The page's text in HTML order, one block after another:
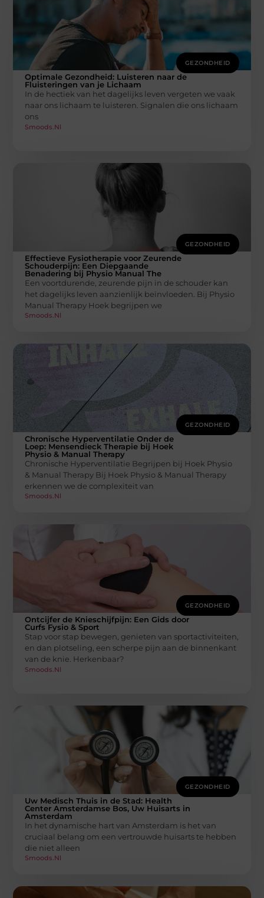
GEZONDHEID
Optimale Gezondheid: Luisteren naar de
Fluisteringen van je Lichaam
In de hectiek van het dagelijks leven vergeten we vaak
naar ons lichaam te luisteren. Signalen die ons lichaam
ons
Smoods.nl
GEZONDHEID
Effectieve Fysiotherapie voor Zeurende
Schouderpijn: Een Diepgaande
Benadering bij Physio Manual The
Een voortdurende, zeurende pijn in de schouder kan
het dagelijks leven aanzienlijk beïnvloeden. Bij Physio
Manual Therapy Hoek begrijpen we
Smoods.nl
GEZONDHEID
Chronische Hyperventilatie Onder de
Loep: Mensendieck Therapie bij Hoek
Physio & Manual Therapy
Chronische Hyperventilatie Begrijpen bij Hoek Physio
& Manual Therapy Bij Hoek Physio & Manual Therapy
erkennen we de complexiteit van
Smoods.nl
GEZONDHEID
Ontcijfer de Knieschijfpijn: Een Gids door
Curfs Fysio & Sport
Stap voor stap bewegen, genieten van sportactiviteiten,
en dan plotseling, een scherpe pijn aan de binnenkant
van de knie. Herkenbaar?
Smoods.nl
GEZONDHEID
Uw Medisch Thuis in de Stad: Health
Center Amsterdamse Bos, Uw Huisarts in
Amsterdam
In het dynamische hart van Amsterdam is het van
cruciaal belang om een vertrouwde huisarts te hebben
die niet alleen
Smoods.nl